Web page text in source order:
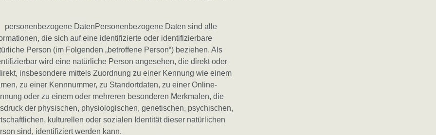
DatenPersonenbezogene Daten sind alle
die sich auf eine identifizierte oder identifizierbare
Person (im Folgenden „betroffene Person“) beziehen. Als
wird eine natürliche Person angesehen, die direkt oder
insbesondere mittels Zuordnung zu einer Kennung wie einem
zu einer Kennnummer, zu Standortdaten, zu einer Online-
oder zu einem oder mehreren besonderen Merkmalen, die
der physischen, physiologischen, genetischen, psychischen,
kulturellen oder sozialen Identität dieser natürlichen
sind, identifiziert werden kann.